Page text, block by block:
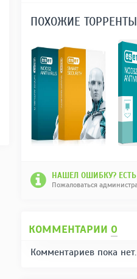
ПОХОЖИЕ ТОРРЕНТЫ
НАШЕЛ ОШИБКУ?
Пожаловаться
КОММЕНТАРИИ 0
Комментариев пока